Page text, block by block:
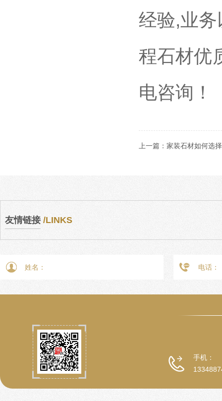
经验,业
程石材优
电咨询！
上一篇： 家装石材如何选择
友情链接 /LINKS
手机：